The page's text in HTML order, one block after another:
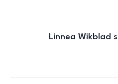
Linnea Wikblad